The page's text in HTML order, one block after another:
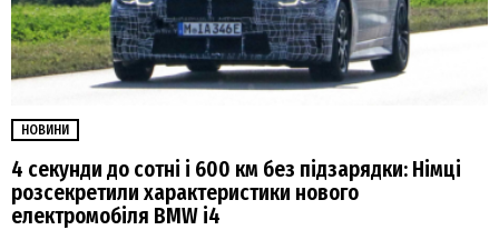
НОВИНИ
4 секунди до сотні і 600 км без підзарядки: Німці
розсекретили характеристики нового
електромобіля BMW i4